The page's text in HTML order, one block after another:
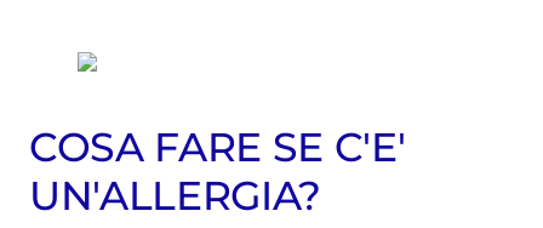
COSA FARE SE C'E'
UN'ALLERGIA?